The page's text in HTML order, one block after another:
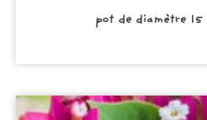
pot de diamètre 15